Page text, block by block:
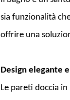
sia funzionalità
offrire una
Design elegante
Le pareti doccia